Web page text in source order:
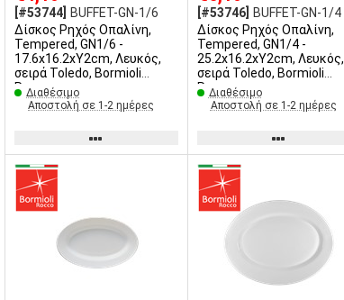
[#53744]
BUFFET-GN-1/6
Δίσκος Ρηχός Οπαλίνη,
Tempered, GN1/6 -
17.6x16.2xΥ2cm, Λευκός,
σειρά Toledo, Bormioli
Rocco
Διαθέσιμο
Αποστολή σε 1-2 ημέρες
[#53746]
BUFFET-GN-1/4
Δίσκος Ρηχός Οπαλίνη,
Tempered, GN1/4 -
25.2x16.2xΥ2cm, Λευκός,
σειρά Toledo, Bormioli
Rocco
Διαθέσιμο
Αποστολή σε 1-2 ημέρες